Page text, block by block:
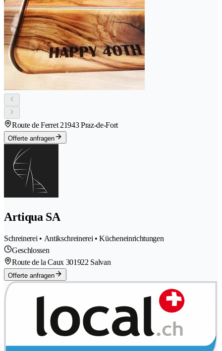
Route de Ferret 21943 Praz-de-Fort
Offerte anfragen
Artiqua SA
Schreinerei • Antikschreinerei • Kücheneinrichtungen
Geschlossen
Route de la Caux 301922 Salvan
Offerte anfragen